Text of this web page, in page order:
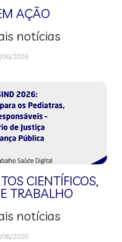
AÇÃO
notícias
06/2026
CIENTÍFICOS,
TRABALHO
notícias
06/2026